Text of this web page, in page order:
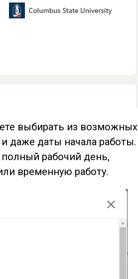
выбирать из возможных
даже даты начала работы.
рабочий день,
временную работу.